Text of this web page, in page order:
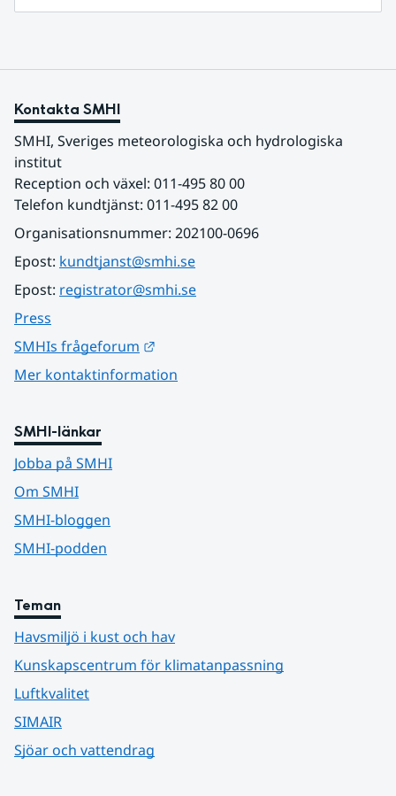
Kontakta SMHI
SMHI, Sveriges meteorologiska och hydrologiska
institut
Reception och växel: 011-495 80 00
Telefon kundtjänst: 011-495 82 00
Organisationsnummer: 202100-0696
Epost: kundtjanst@smhi.se
Epost: registrator@smhi.se
Press
SMHIs frågeforum
Mer kontaktinformation
SMHI-länkar
Jobba på SMHI
Om SMHI
SMHI-bloggen
SMHI-podden
Teman
Havsmiljö i kust och hav
Kunskapscentrum för klimatanpassning
Luftkvalitet
SIMAIR
Sjöar och vattendrag